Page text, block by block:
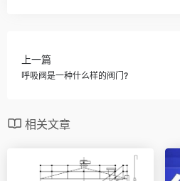
上一篇
呼吸阀是一种什么样的阀门?
相关文章